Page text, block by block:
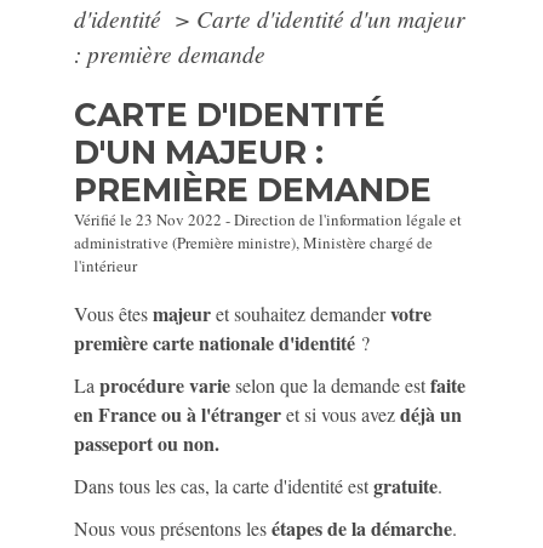
d'identité > Carte d'identité d'un majeur
: première demande
CARTE D'IDENTITÉ
D'UN MAJEUR :
PREMIÈRE DEMANDE
Vérifié le 23 Nov 2022 - Direction de l'information légale et
administrative (Première ministre), Ministère chargé de
l'intérieur
Vous êtesmajeuret souhaitez demandervotre
première carte nationale d'identité ?
Laprocédure varieselon que la demande estfaite
en France ou à l'étrangeret si vous avezdéjà un
passeport ou non.
Dans tous les cas, la carte d'identité estgratuite.
Nous vous présentons lesétapes de la démarche.